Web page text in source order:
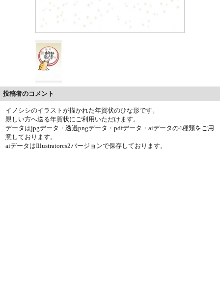
投稿者のコメント
イノシシのイラストが描かれた年賀状のひな形です。
親しい方へ送る年賀状にご利用いただけます。
データはjpgデータ・透過pngデータ・pdfデータ・aiデータの4種類をご用
意しております。
aiデータはIllustratorcs2バージョンで保存しております。